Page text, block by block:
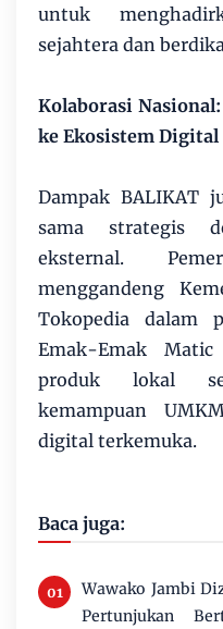
untuk
sejahtera dan
Kolaborasi
ke Ekosistem Digital
Dampak BALIKAT
sama strategis
eksternal.
menggandeng
Tokopedia dalam
Emak-Emak
produk lokal
kemampuan
digital terkemuka.
Baca juga:
Wawako Jambi
Pertunjukan